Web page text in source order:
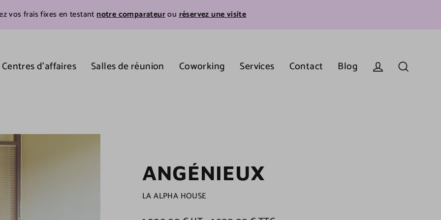
vos frais fixes en testantnotre comparateurouréservez une visite
Centres d'affaires Salles de réunion Coworking Services Contact Blog
ANGÉNIEUX
LA ALPHA HOUSE